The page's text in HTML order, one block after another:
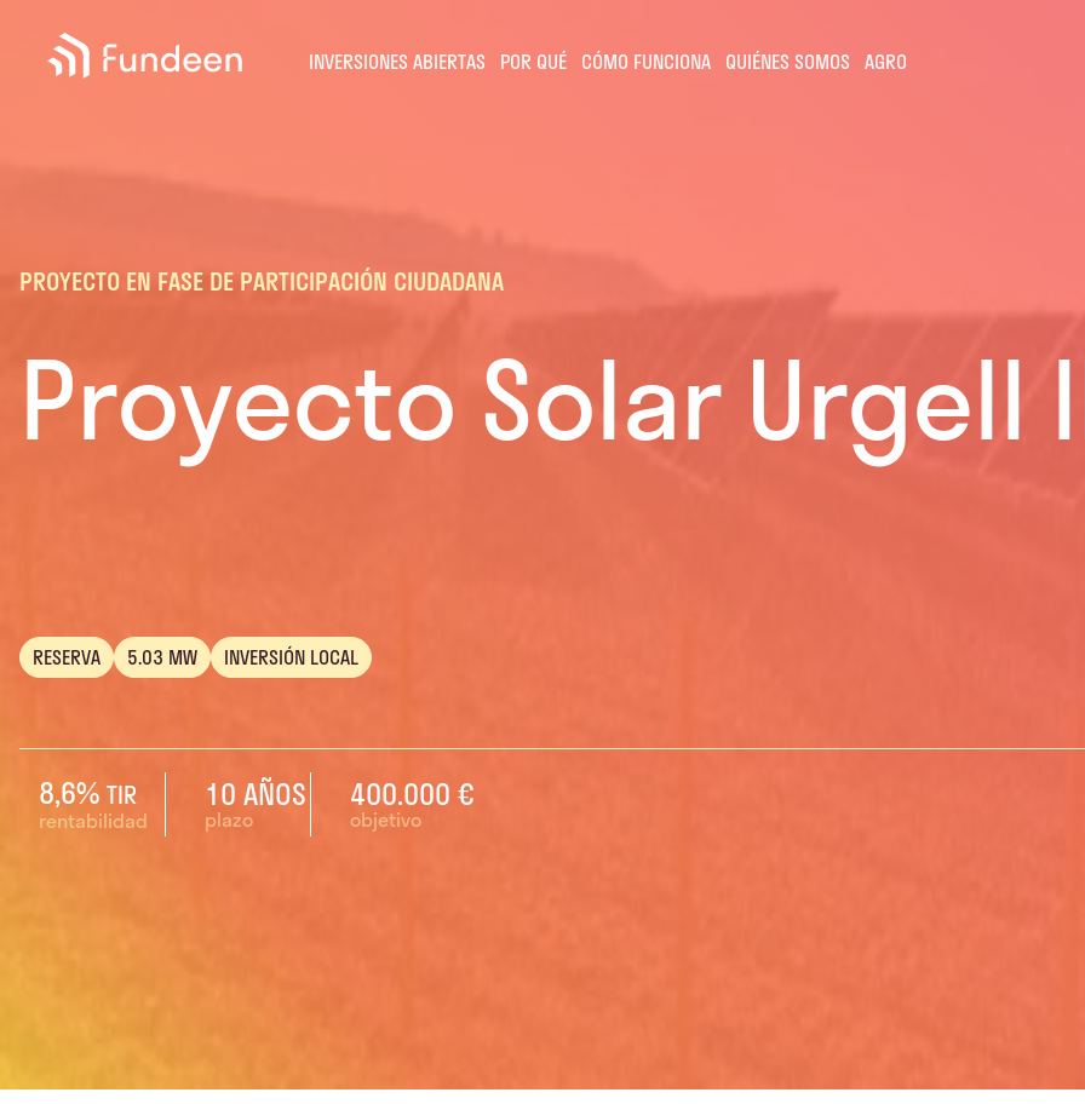
Fundeen
INVERSIONES ABIERTAS
POR QUÉ CÓMO FUNCIONA QUIÉNES SOMOS AGRO
PROYECTO EN FASE DE PARTICIPACIÓN CIUDADANA
Proyecto Solar Urgell
RESERVA 5.03 MW INVERSIÓN LOCAL
8,6% TIR 10 AÑOS 400.000 €